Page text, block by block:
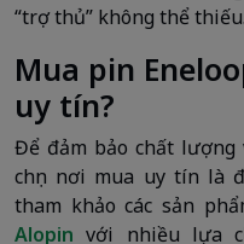
“trợ thủ” không thể thiếu.
Mua pin
uy tín?
Để đảm bảo chất
chọn nơi mua uy tín là
tham khảo các sản
Alopin với nhiều lựa